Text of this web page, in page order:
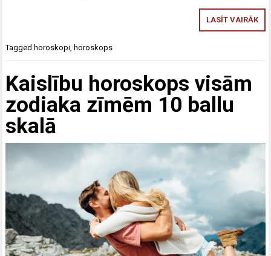
LASĪT VAIRĀK
Tagged horoskopi, horoskops
Kaislību horoskops visām
zodiaka zīmēm 10 ballu
skalā